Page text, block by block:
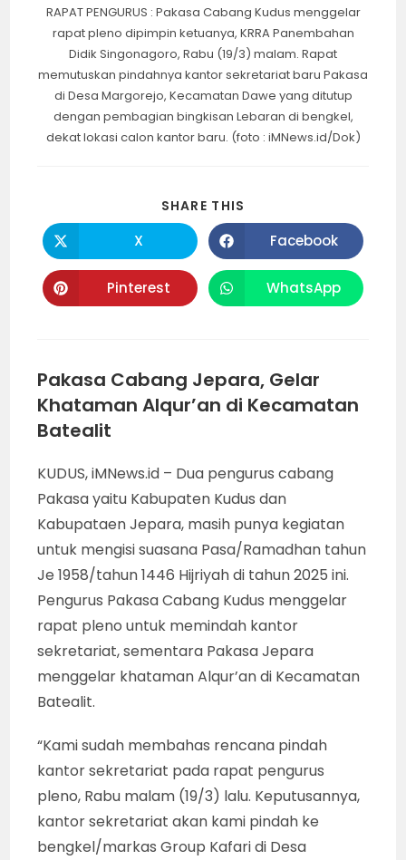
RAPAT PENGURUS : Pakasa Cabang Kudus menggelar
rapat pleno dipimpin ketuanya, KRRA Panembahan
Didik Singonagoro, Rabu (19/3) malam. Rapat
memutuskan pindahnya kantor sekretariat baru Pakasa
di Desa Margorejo, Kecamatan Dawe yang ditutup
dengan pembagian bingkisan Lebaran di bengkel,
dekat lokasi calon kantor baru. (foto : iMNews.id/Dok)
SHARE THIS
Opens
in
a
new
window
X Opens
in
a
new
window
Facebook
Opens
in
Pinterest Opens
in
WhatsApp
Pakasa Cabang Jepara, Gelar
Khataman Alqur’an di Kecamatan
Batealit
KUDUS, iMNews.id – Dua pengurus cabang
Pakasa yaitu Kabupaten Kudus dan
Kabupataen Jepara, masih punya kegiatan
untuk mengisi suasana Pasa/Ramadhan tahun
Je 1958/tahun 1446 Hijriyah di tahun 2025 ini.
Pengurus Pakasa Cabang Kudus menggelar
rapat pleno untuk memindah kantor
sekretariat, sementara Pakasa Jepara
menggelar khataman Alqur’an di Kecamatan
Batealit.
“Kami sudah membahas rencana pindah
kantor sekretariat pada rapat pengurus
pleno, Rabu malam (19/3) lalu. Keputusannya,
kantor sekretariat akan kami pindah ke
bengkel/markas Group Kafari di Desa